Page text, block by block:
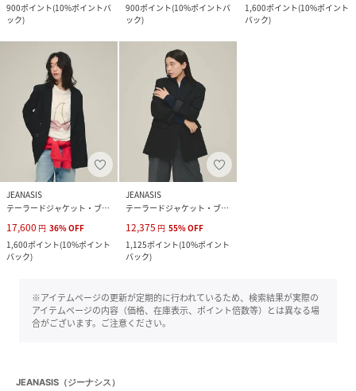
900ポイント(10%ポイントバ
ック)
900ポイント(10%ポイントバ
ック)
1,600ポイント(10%ポイント
バック)
JEANASIS
テーラードジャケット・ブレザー
17,600 円 36%OFF
1,600ポイント(10%ポイント
バック)
JEANASIS
テーラードジャケット・ブレザー
12,375 円 55%OFF
1,125ポイント(10%ポイント
バック)
※アイテムページの更新が定期的に行われているため、検索結果が実際の
アイテムページの内容（価格、在庫表示、ポイント倍数等）とは異なる場
合がございます。ご注意ください。
JEANASIS（ジーナシス）